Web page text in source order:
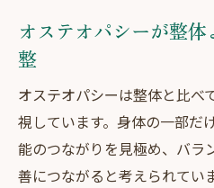
オステオパシーが整
整
オステオパシーは整体と比べ
視しています。身体の一部だ
能のつながりを見極め、バラ
善につながると考えられてい